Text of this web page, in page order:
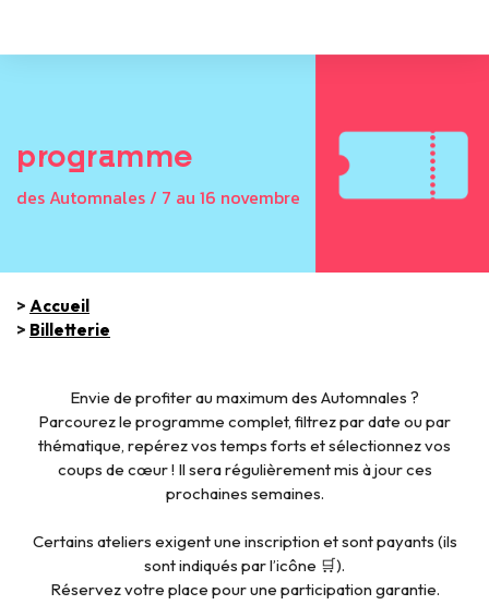
programme
des Automnales / 7 au 16 novembre
> Accueil
> Billetterie
Envie de profiter au maximum des Automnales ?
Parcourez le programme complet, filtrez par date ou par
thématique, repérez vos temps forts et sélectionnez vos
coups de cœur ! Il sera régulièrement mis à jour ces
prochaines semaines.
Certains ateliers exigent une inscription et sont payants (ils
sont indiqués par l’icône 🛒).
Réservez votre place pour une participation garantie.